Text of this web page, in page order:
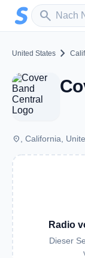
Zum Hauptinhalt
search
Sender
United States chevron_right
place , California,
Radio
Dieser